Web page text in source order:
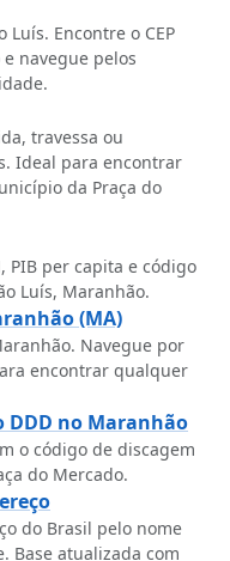
Encontre o CEP
navegue pelos
travessa ou
Ideal para encontrar
da Praça do
PIB per capita e código
Luís, Maranhão.
(MA)
Navegue por
encontrar qualquer
DDD no Maranhão
o código de discagem
do Mercado.
do Brasil pelo nome
Base atualizada com